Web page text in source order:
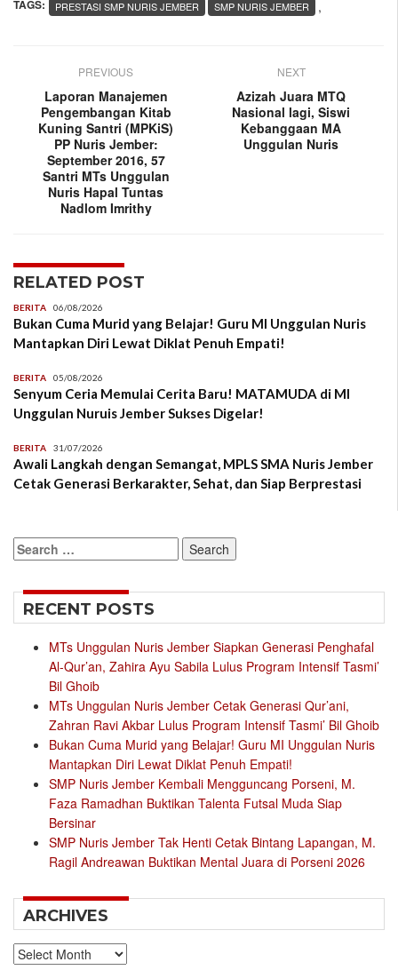
TAGS: ,
PRESTASI SMP NURIS JEMBER SMP NURIS JEMBER
PREVIOUS
Laporan Manajemen
Pengembangan Kitab
Kuning Santri (MPKiS)
PP Nuris Jember:
September 2016, 57
Santri MTs Unggulan
Nuris Hapal Tuntas
Nadlom Imrithy
NEXT
Azizah Juara MTQ
Nasional lagi, Siswi
Kebanggaan MA
Unggulan Nuris
RELATED POST
BERITA 06/08/2026
Bukan Cuma Murid yang Belajar! Guru MI Unggulan Nuris
Mantapkan Diri Lewat Diklat Penuh Empati!
BERITA 05/08/2026
Senyum Ceria Memulai Cerita Baru! MATAMUDA di MI
Unggulan Nuruis Jember Sukses Digelar!
BERITA 31/07/2026
Awali Langkah dengan Semangat, MPLS SMA Nuris Jember
Cetak Generasi Berkarakter, Sehat, dan Siap Berprestasi
Search
for:
RECENT POSTS
MTs Unggulan Nuris Jember Siapkan Generasi Penghafal
Al-Qur’an, Zahira Ayu Sabila Lulus Program Intensif Tasmi’
Bil Ghoib
MTs Unggulan Nuris Jember Cetak Generasi Qur’ani,
Zahran Ravi Akbar Lulus Program Intensif Tasmi’ Bil Ghoib
Bukan Cuma Murid yang Belajar! Guru MI Unggulan Nuris
Mantapkan Diri Lewat Diklat Penuh Empati!
SMP Nuris Jember Kembali Mengguncang Porseni, M.
Faza Ramadhan Buktikan Talenta Futsal Muda Siap
Bersinar
SMP Nuris Jember Tak Henti Cetak Bintang Lapangan, M.
Ragil Andreawan Buktikan Mental Juara di Porseni 2026
ARCHIVES
Archives